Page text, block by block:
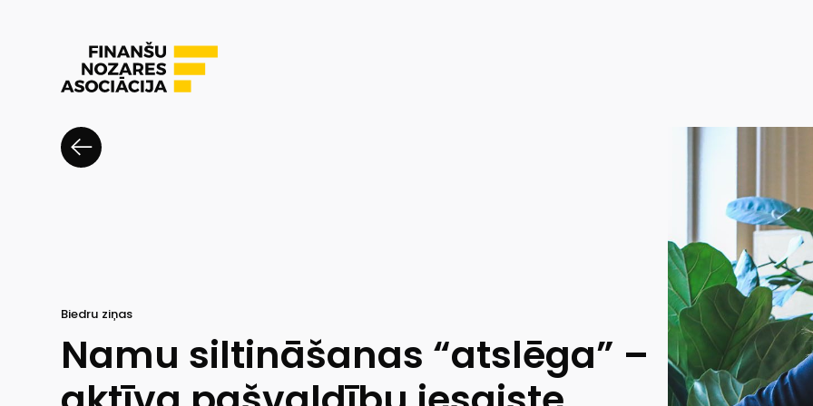
Biedru ziņas
Namu siltināšanas “atslēga” –